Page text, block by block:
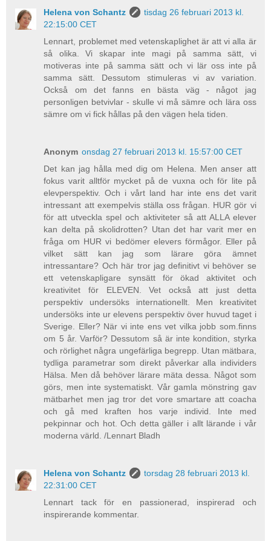
Helena von Schantz
tisdag 26 februari 2013 kl.
22:15:00 CET
Lennart, problemet med vetenskaplighet är att vi alla är
så olika. Vi skapar inte magi på samma sätt, vi
motiveras inte på samma sätt och vi lär oss inte på
samma sätt. Dessutom stimuleras vi av variation.
Också om det fanns en bästa väg - något jag
personligen betvivlar - skulle vi må sämre och lära oss
sämre om vi fick hållas på den vägen hela tiden.
Anonym onsdag 27 februari 2013 kl. 15:57:00 CET
Det kan jag hålla med dig om Helena. Men anser att
fokus varit alltför mycket på de vuxna och för lite på
elevperspektiv. Och i vårt land har inte ens det varit
intressant att exempelvis ställa oss frågan. HUR gör vi
för att utveckla spel och aktiviteter så att ALLA elever
kan delta på skolidrotten? Utan det har varit mer en
fråga om HUR vi bedömer elevers förmågor. Eller på
vilket sätt kan jag som lärare göra ämnet
intressantare? Och här tror jag definitivt vi behöver se
ett vetenskapligare synsätt för ökad aktivitet och
kreativitet för ELEVEN. Vet också att just detta
perspektiv undersöks internationellt. Men kreativitet
undersöks inte ur elevens perspektiv över huvud taget i
Sverige. Eller? När vi inte ens vet vilka jobb som.finns
om 5 år. Varför? Dessutom så är inte kondition, styrka
och rörlighet några ungefärliga begrepp. Utan mätbara,
tydliga parametrar som direkt påverkar alla individers
Hälsa. Men då behöver lärare mäta dessa. Något som
görs, men inte systematiskt. Vår gamla mönstring gav
mätbarhet men jag tror det vore smartare att coacha
och gå med kraften hos varje individ. Inte med
pekpinnar och hot. Och detta gäller i allt lärande i vår
moderna värld. /Lennart Bladh
Helena von Schantz
torsdag 28 februari 2013 kl.
22:31:00 CET
Lennart tack för en passionerad, inspirerad och
inspirerande kommentar.